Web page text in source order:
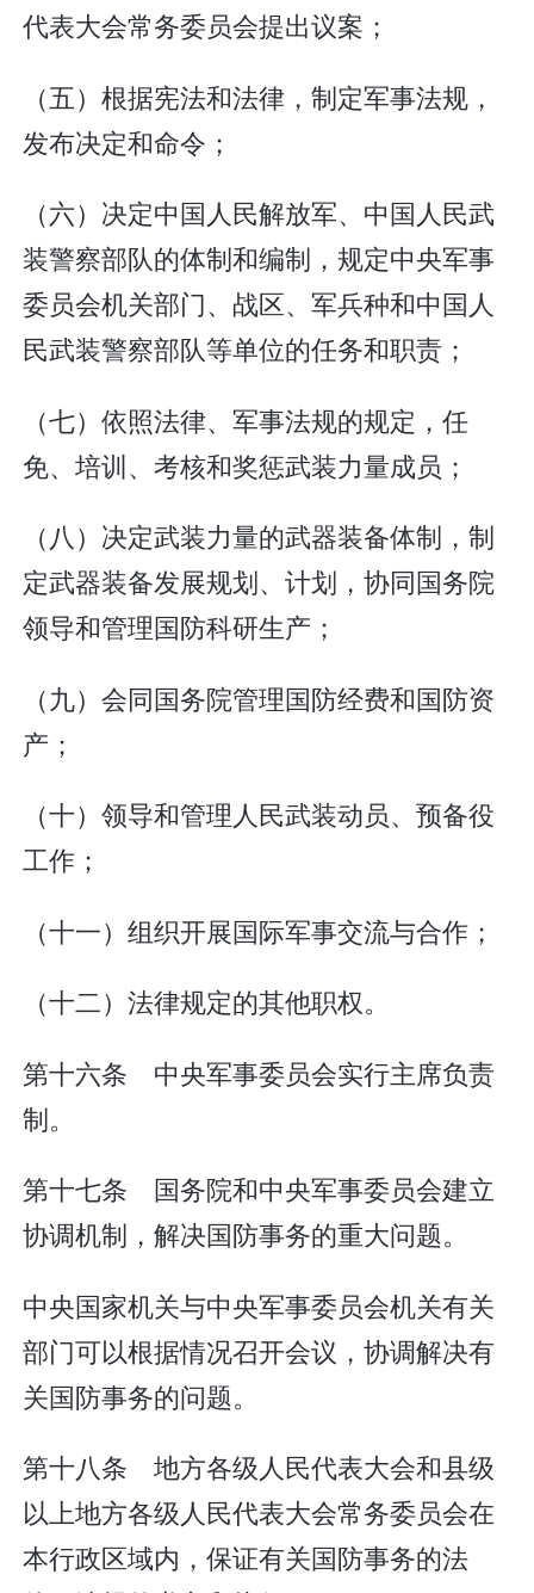
代表大会常务委员会提出议案；
（五）根据宪法和法律，制定军事法规，
发布决定和命令；
（六）决定中国人民解放军、中国人民武
装警察部队的体制和编制，规定中央军事
委员会机关部门、战区、军兵种和中国人
民武装警察部队等单位的任务和职责；
（七）依照法律、军事法规的规定，任
免、培训、考核和奖惩武装力量成员；
（八）决定武装力量的武器装备体制，制
定武器装备发展规划、计划，协同国务院
领导和管理国防科研生产；
（九）会同国务院管理国防经费和国防资
产；
（十）领导和管理人民武装动员、预备役
工作；
（十一）组织开展国际军事交流与合作；
（十二）法律规定的其他职权。
第十六条 中央军事委员会实行主席负责
制。
第十七条 国务院和中央军事委员会建立
协调机制，解决国防事务的重大问题。
中央国家机关与中央军事委员会机关有关
部门可以根据情况召开会议，协调解决有
关国防事务的问题。
第十八条 地方各级人民代表大会和县级
以上地方各级人民代表大会常务委员会在
本行政区域内，保证有关国防事务的法